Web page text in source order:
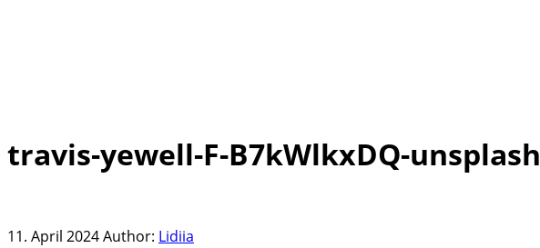
Skip
travis-yewell-F-B7kWlkxDQ-unsplash
11. April 2024Author: Lidiia